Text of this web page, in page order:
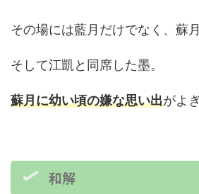
その場には藍月だけでなく、蘇月
そして江凱と同席した墨。
蘇月に幼い頃の嫌な思い出がよ
和解